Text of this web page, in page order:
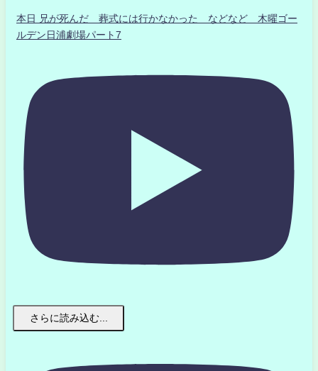
本日 兄が死んだ 葬式には行かなかった などなど 木曜ゴー
ルデン日浦劇場パート7
さらに読み込む...